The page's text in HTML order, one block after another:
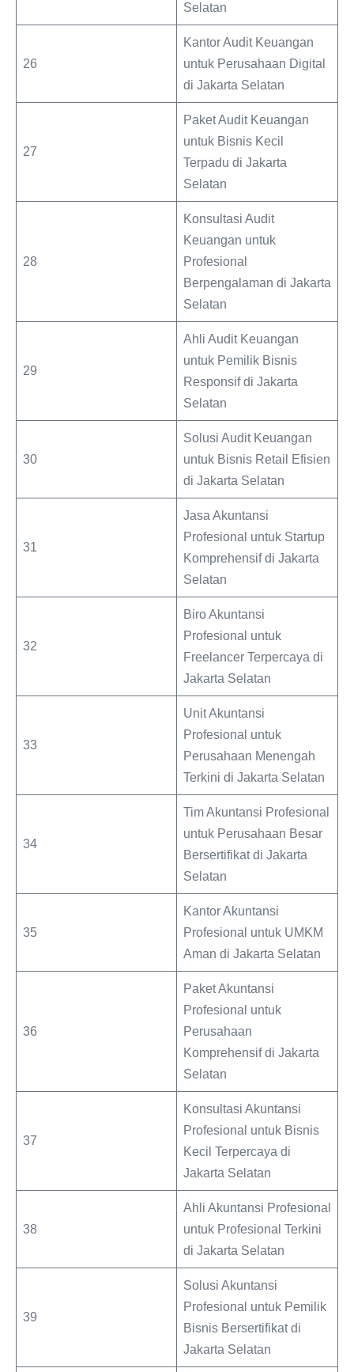
Selatan
26
Kantor Audit Keuangan
untuk Perusahaan Digital
di Jakarta Selatan
27
Paket Audit Keuangan
untuk Bisnis Kecil
Terpadu di Jakarta
Selatan
28
Konsultasi Audit
Keuangan untuk
Profesional
Berpengalaman di Jakarta
Selatan
29
Ahli Audit Keuangan
untuk Pemilik Bisnis
Responsif di Jakarta
Selatan
30
Solusi Audit Keuangan
untuk Bisnis Retail Efisien
di Jakarta Selatan
31
Jasa Akuntansi
Profesional untuk Startup
Komprehensif di Jakarta
Selatan
32
Biro Akuntansi
Profesional untuk
Freelancer Terpercaya di
Jakarta Selatan
33
Unit Akuntansi
Profesional untuk
Perusahaan Menengah
Terkini di Jakarta Selatan
34
Tim Akuntansi Profesional
untuk Perusahaan Besar
Bersertifikat di Jakarta
Selatan
35
Kantor Akuntansi
Profesional untuk UMKM
Aman di Jakarta Selatan
36
Paket Akuntansi
Profesional untuk
Perusahaan
Komprehensif di Jakarta
Selatan
37
Konsultasi Akuntansi
Profesional untuk Bisnis
Kecil Terpercaya di
Jakarta Selatan
38
Ahli Akuntansi Profesional
untuk Profesional Terkini
di Jakarta Selatan
39
Solusi Akuntansi
Profesional untuk Pemilik
Bisnis Bersertifikat di
Jakarta Selatan